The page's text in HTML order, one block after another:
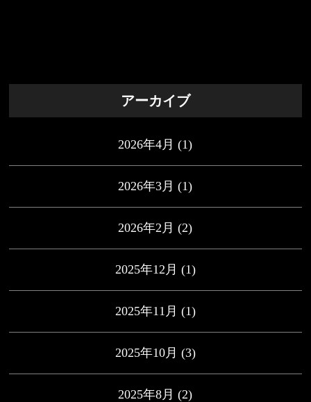
アーカイブ
2026年4月 (1)
2026年3月 (1)
2026年2月 (2)
2025年12月 (1)
2025年11月 (1)
2025年10月 (3)
2025年8月 (2)